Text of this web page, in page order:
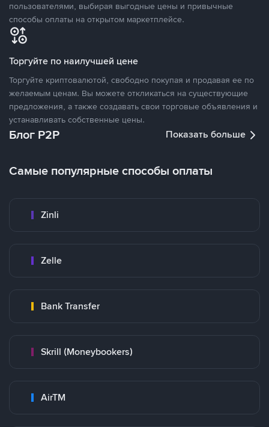
пользователями, выбирая выгодные цены и привычные
способы оплаты на открытом маркетплейсе.
Торгуйте по наилучшей цене
Торгуйте криптовалютой, свободно покупая и продавая ее по
желаемым ценам. Вы можете откликаться на существующие
предложения, а также создавать свои торговые объявления и
устанавливать собственные цены.
Блог P2P Показать больше
Самые популярные способы оплаты
Zinli
Zelle
Bank Transfer
Skrill (Moneybookers)
AirTM